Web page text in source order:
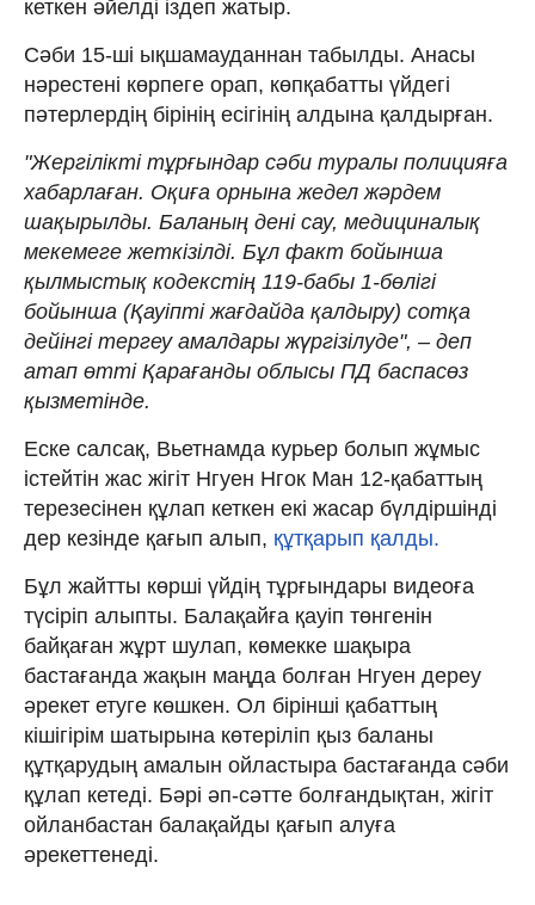
кеткен әйелді іздеп жатыр.
Сәби 15-ші ықшамауданнан табылды. Анасы
нәрестені көрпеге орап, көпқабатты үйдегі
пәтерлердің бірінің есігінің алдына қалдырған.
"Жергілікті тұрғындар сәби туралы полицияға
хабарлаған. Оқиға орнына жедел жәрдем
шақырылды. Баланың дені сау, медициналық
мекемеге жеткізілді. Бұл факт бойынша
қылмыстық кодекстің 119-бабы 1-бөлігі
бойынша (Қауiптi жағдайда қалдыру) сотқа
дейінгі тергеу амалдары жүргізілуде", – деп
атап өтті Қарағанды ​​облысы ПД баспасөз
қызметінде.
Еске салсақ, Вьетнамда курьер болып жұмыс
істейтін жас жігіт Нгуен Нгок Ман 12-қабаттың
терезесінен құлап кеткен екі жасар бүлдіршінді
дер кезінде қағып алып, құтқарып қалды.
Бұл жайтты көрші үйдің тұрғындары видеоға
түсіріп алыпты. Балақайға қауіп төнгенін
байқаған жұрт шулап, көмекке шақыра
бастағанда жақын маңда болған Нгуен дереу
әрекет етуге көшкен. Ол бірінші қабаттың
кішігірім шатырына көтеріліп қыз баланы
құтқарудың амалын ойластыра бастағанда сәби
құлап кетеді. Бәрі әп-сәтте болғандықтан, жігіт
ойланбастан балақайды қағып алуға
әрекеттенеді.